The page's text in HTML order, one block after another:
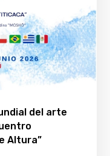
del arte
Altura”